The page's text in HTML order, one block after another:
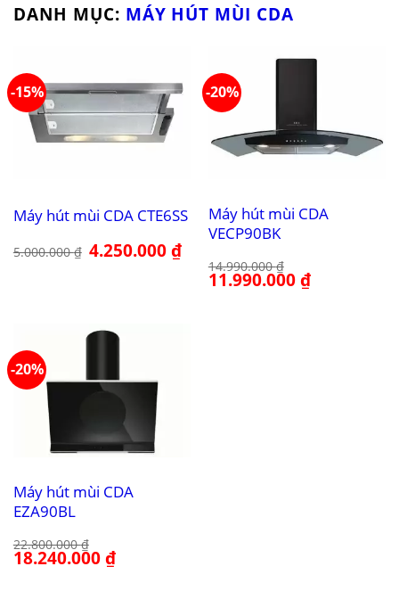
DANH MỤC: MÁY HÚT MÙI CDA
-15%
Máy hút mùi CDA CTE6SS
5.000.000₫ Giá
gốc
4.250.000₫Giá
hiện
-20%
Máy hút mùi CDA
VECP90BK
14.990.000₫
Giá
gốc
11.990.000₫Giá
hiện
-20%
Máy hút mùi CDA
EZA90BL
22.800.000₫
Giá
gốc
18.240.000₫Giá
hiện